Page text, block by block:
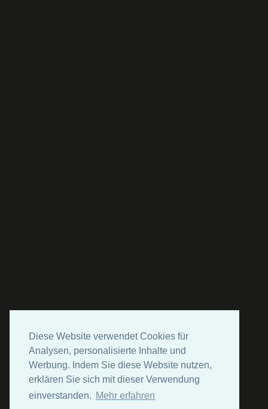
Diese Website verwendet Cookies für
Analysen, personalisierte Inhalte und
Werbung. Indem Sie diese Website nutzen,
erklären Sie sich mit dieser Verwendung
einverstanden. Mehr erfahren